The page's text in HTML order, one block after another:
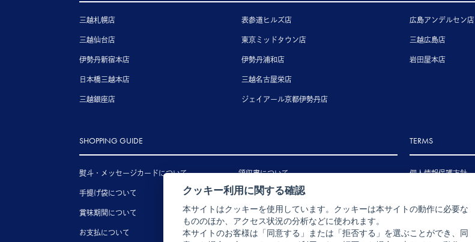
三越札幌店
三越仙台店
伊勢丹新宿本店
日本橋三越本店
三越銀座店
表参道ヒルズ店
東京ミッドタウン店
伊勢丹浦和店
三越名古屋栄店
ジェイアール京都伊勢丹店
広島アンデルセン店
三越広島店
岩田屋本店
SHOPPING GUIDE
熨斗・メッセージカードについて
手提げ袋について
賞味期間について
お支払について
領収書について
送料について
配送について
キャンセル・返品・交換について
TERMS
個人情報保護方針
クッキー利用に関する確認
本サイトはクッキーを使用しています。クッキーは本サイトの動作に必要な
もののほか、アクセス状況の分析などに使われます。
本サイトのお客様は「同意する」または「拒否する」を選ぶことができ、同